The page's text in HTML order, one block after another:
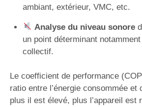
ambiant, extérieur, VMC, etc.
Analyse du niveau sonore
un point déterminant
collectif.
Le coefficient de performance
ratio entre l’énergie consommée et
plus il est élevé, plus l’appareil est